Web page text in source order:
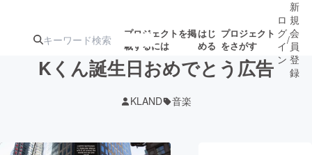
プロジェクトを掲
載するには
はじ
める
プロジェクト
をさがす
ロ
グ
イ
ン
/
新
規
会
員
登
録
Kくん誕生日おめでとう広告
KLAND 音楽